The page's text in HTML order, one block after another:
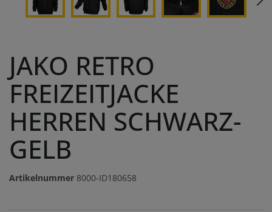
JAKO RETRO
FREIZEITJACKE
HERREN SCHWARZ-
GELB
Artikelnummer 8000-ID180658